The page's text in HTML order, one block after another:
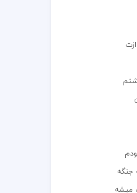
جنگه
میشه